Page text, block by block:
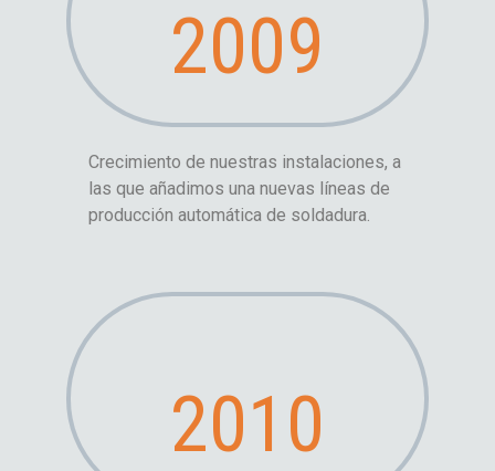
Crecimiento de nuestras instalaciones, a
las que añadimos una nuevas líneas de
producción automática de soldadura.
2009
2010